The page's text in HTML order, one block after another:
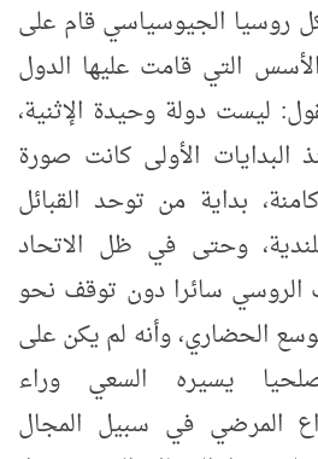
روسيا الجيوسياسي قام على
التي قامت عليها الدول
ليست دولة وحيدة الإثنية،
البدايات الأولى كانت صورة
بداية من توحد القبائل
وحتى في ظل الاتحاد
الروسي سائرا دون توقف نحو
الحضاري، وأنه لم يكن على
يسيره السعي وراء
المرضي في سبيل المجال